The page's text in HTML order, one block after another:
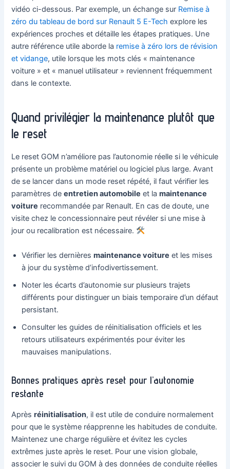
vidéo ci-dessous. Par exemple, un échange sur Remise à
zéro du tableau de bord sur Renault 5 E-Tech explore les
expériences proches et détaille les étapes pratiques. Une
autre référence utile aborde la remise à zéro lors de révision
et vidange, utile lorsque les mots clés « maintenance
voiture » et « manuel utilisateur » reviennent fréquemment
dans le contexte.
Quand privilégier la maintenance plutôt que
le reset
Le reset GOM n’améliore pas l’autonomie réelle si le véhicule
présente un problème matériel ou logiciel plus large. Avant
de se lancer dans un mode reset répété, il faut vérifier les
paramètres deentretien automobile et lamaintenance
voiture recommandée par Renault. En cas de doute, une
visite chez le concessionnaire peut révéler si une mise à
jour ou recalibration est nécessaire.
Vérifier les dernièresmaintenance voiture et les mises
à jour du système d’infodivertissement.
Noter les écarts d’autonomie sur plusieurs trajets
différents pour distinguer un biais temporaire d’un défaut
persistant.
Consulter les guides de réinitialisation officiels et les
retours utilisateurs expérimentés pour éviter les
mauvaises manipulations.
Bonnes pratiques après reset pour l’autonomie
restante
Aprèsréinitialisation, il est utile de conduire normalement
pour que le système réapprenne les habitudes de conduite.
Maintenez une charge régulière et évitez les cycles
extrêmes juste après le reset. Pour une vision globale,
associer le suivi du GOM à des données de conduite réelles